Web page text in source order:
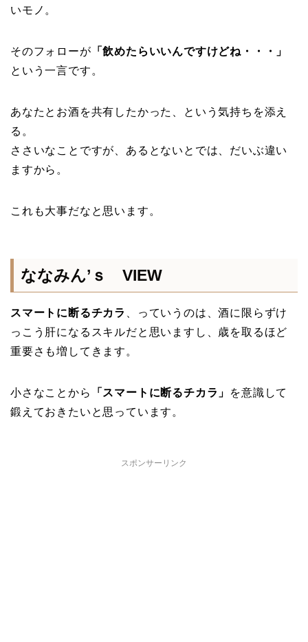
いモノ。
そのフォローが 「飲めたらいいんですけどね・・・」
という一言です。
あなたとお酒を共有したかった、という気持ちを添え
る。
ささいなことですが、あるとないとでは、だいぶ違い
ますから。
これも大事だなと思います。
ななみん’ｓ VIEW
スマートに断るチカラ
、っていうのは、酒に限らずけ
っこう肝になるスキルだと思いますし、歳を取るほど
重要さも増してきます。
小さなことから 「スマートに断るチカラ」
を意識して
鍛えておきたいと思っています。
スポンサーリンク